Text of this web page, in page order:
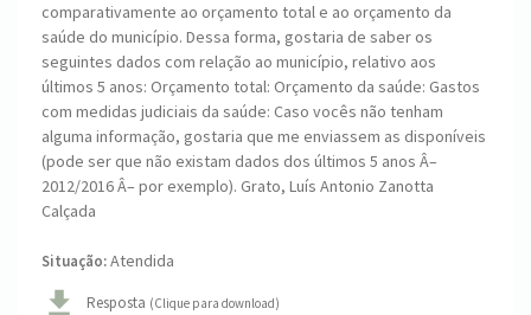
comparativamente ao orçamento total e ao orçamento da
saúde do município. Dessa forma, gostaria de saber os
seguintes dados com relação ao município, relativo aos
últimos 5 anos: Orçamento total: Orçamento da saúde: Gastos
com medidas judiciais da saúde: Caso vocês não tenham
alguma informação, gostaria que me enviassem as disponíveis
(pode ser que não existam dados dos últimos 5 anos Â–
2012/2016 Â– por exemplo). Grato, Luís Antonio Zanotta
Calçada
Situação:Atendida
Resposta (Clique para download)